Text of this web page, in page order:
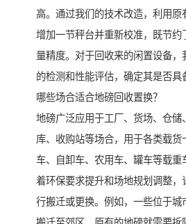
高。通过我们的技术改造，利用原
增加一节秤台并重新校准，既节约
量精度。对于回收来的闲置设备，
的检测和性能评估，确定其是否具
哪些场合适合地磅回收置换？
地磅广泛应用于工厂、货场、仓储
库、收购站等场合，用于各类载货
车、自卸车、农用车、罐车等载重
着环保要求提升和场地规划调整，
行搬迁或更换。例如，一些位于城